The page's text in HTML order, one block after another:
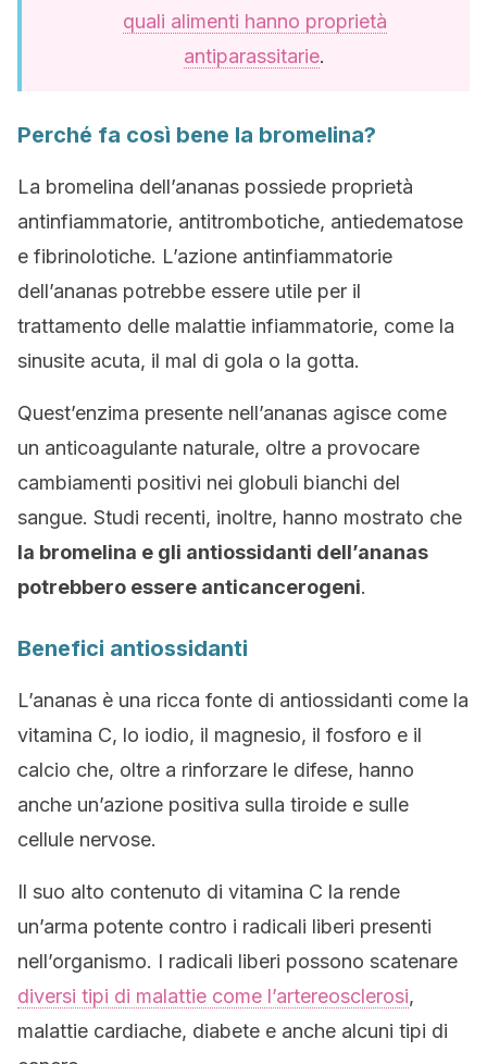
quali alimenti hanno proprietà
antiparassitarie.
Perché fa così bene la bromelina?
La bromelina dell’ananas possiede proprietà
antinfiammatorie, antitrombotiche, antiedematose
e fibrinolotiche. L’azione antinfiammatorie
dell’ananas potrebbe essere utile per il
trattamento delle malattie infiammatorie, come la
sinusite acuta, il mal di gola o la gotta.
Quest’enzima presente nell’ananas agisce come
un anticoagulante naturale, oltre a provocare
cambiamenti positivi nei globuli bianchi del
sangue. Studi recenti, inoltre, hanno mostrato che
la bromelina e gli antiossidanti dell’ananas
potrebbero essere anticancerogeni.
Benefici antiossidanti
L’ananas è una ricca fonte di antiossidanti come la
vitamina C, lo iodio, il magnesio, il fosforo e il
calcio che, oltre a rinforzare le difese, hanno
anche un’azione positiva sulla tiroide e sulle
cellule nervose.
Il suo alto contenuto di vitamina C la rende
un’arma potente contro i radicali liberi presenti
nell’organismo. I radicali liberi possono scatenare
diversi tipi di malattie come l’artereosclerosi,
malattie cardiache, diabete e anche alcuni tipi di